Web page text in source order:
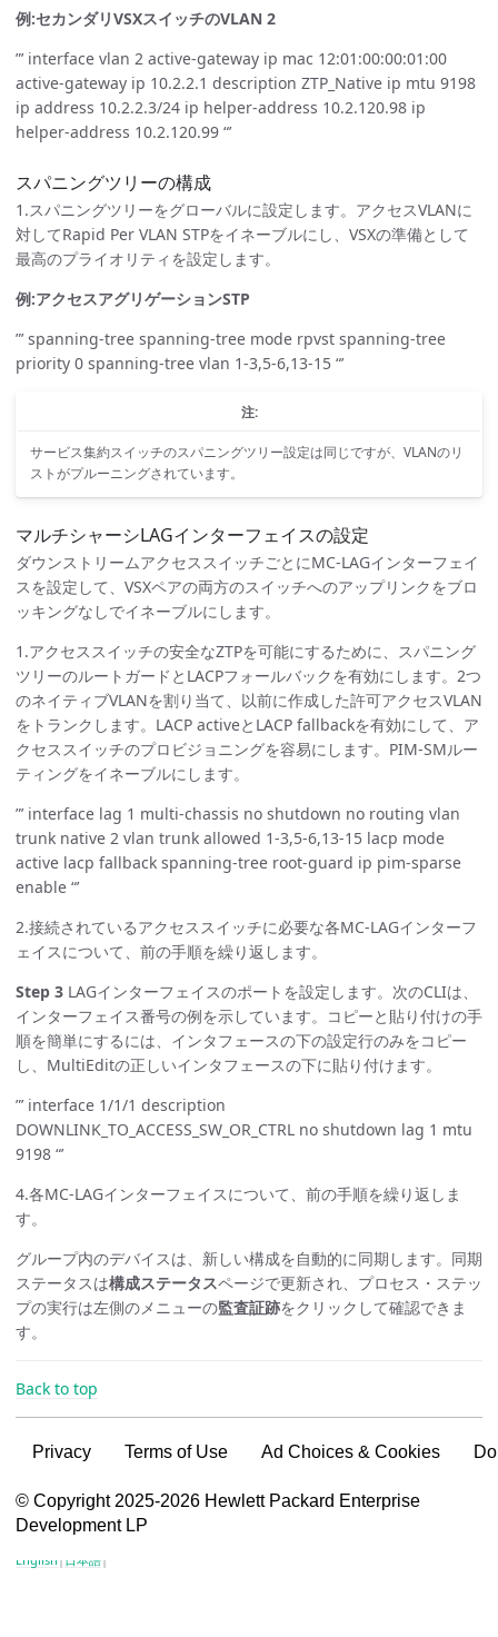
VSG content for HPE Employees
VSG content for HPE Partners
English | 日本語|
例:セカンダリVSXスイッチのVLAN 2
”’ interface vlan 2 active-gateway ip mac 12:01:00:00:01:00
active-gateway ip 10.2.2.1 description ZTP_Native ip mtu 9198
ip address 10.2.2.3/24 ip helper-address 10.2.120.98 ip
helper-address 10.2.120.99 “’
スパニングツリーの構成
1.スパニングツリーをグローバルに設定します。アクセスVLANに
対してRapid Per VLAN STPをイネーブルにし、VSXの準備として
最高のプライオリティを設定します。
例:アクセスアグリゲーションSTP
”’ spanning-tree spanning-tree mode rpvst spanning-tree
priority 0 spanning-tree vlan 1-3,5-6,13-15 “’
注:
サービス集約スイッチのスパニングツリー設定は同じですが、VLANのリ
ストがプルーニングされています。
マルチシャーシLAGインターフェイスの設定
ダウンストリームアクセススイッチごとにMC-LAGインターフェイ
スを設定して、VSXペアの両方のスイッチへのアップリンクをブロ
ッキングなしでイネーブルにします。
1.アクセススイッチの安全なZTPを可能にするために、スパニング
ツリーのルートガードとLACPフォールバックを有効にします。2つ
のネイティブVLANを割り当て、以前に作成した許可アクセスVLAN
をトランクします。LACP activeとLACP fallbackを有効にして、ア
クセススイッチのプロビジョニングを容易にします。PIM-SMルー
ティングをイネーブルにします。
”’ interface lag 1 multi-chassis no shutdown no routing vlan
trunk native 2 vlan trunk allowed 1-3,5-6,13-15 lacp mode
active lacp fallback spanning-tree root-guard ip pim-sparse
enable “’
2.接続されているアクセススイッチに必要な各MC-LAGインターフ
ェイスについて、前の手順を繰り返します。
Step 3 LAGインターフェイスのポートを設定します。次のCLIは、
インターフェイス番号の例を示しています。コピーと貼り付けの手
順を簡単にするには、インタフェースの下の設定行のみをコピー
し、MultiEditの正しいインタフェースの下に貼り付けます。
”’ interface 1/1/1 description
DOWNLINK_TO_ACCESS_SW_OR_CTRL no shutdown lag 1 mtu
9198 “’
4.各MC-LAGインターフェイスについて、前の手順を繰り返しま
す。
グループ内のデバイスは、新しい構成を自動的に同期します。同期
ステータスは構成ステータスページで更新され、プロセス・ステッ
プの実行は左側のメニューの監査証跡をクリックして確認できま
す。
Back to top
Privacy Terms of Use Ad Choices & Cookies
© Copyright 2025-2026 Hewlett Packard Enterprise
Development LP